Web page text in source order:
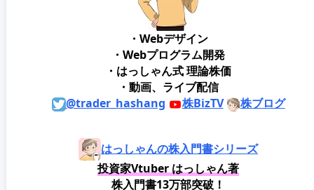
・Webデザイン
・Webプログラム開発
・はっしゃん式 理論株価
・動画、ライブ配信
@trader_hashang
株BizTV 株ブログ
はっしゃんの株入門書シリーズ
投資家Vtuber はっしゃん著
株入門書13万部突破！